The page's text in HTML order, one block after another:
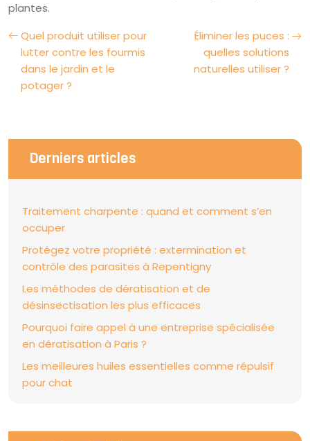
plantes.
Quel produit utiliser pour
lutter contre les fourmis
dans le jardin et le
potager ?
Éliminer les puces :
quelles solutions
naturelles utiliser ?
Derniers articles
Traitement charpente : quand et comment s’en
occuper
Protégez votre propriété : extermination et
contrôle des parasites à Repentigny
Les méthodes de dératisation et de
désinsectisation les plus efficaces
Pourquoi faire appel à une entreprise spécialisée
en dératisation à Paris ?
Les meilleures huiles essentielles comme répulsif
pour chat